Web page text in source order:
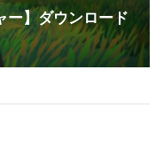
ー】ダウンロード